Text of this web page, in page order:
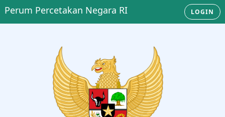
Perum Percetakan Negara RI LOGIN